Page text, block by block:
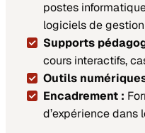
postes
logiciels de gestion
Supports
cours interactifs,
Outils
Encadrement :
d’expérience dans